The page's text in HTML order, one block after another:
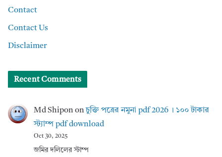
Contact
Contact Us
Disclaimer
Recent Comments
Md Shipononচুক্তি পত্রের নমুনা pdf 2026 । ১০০ টাকার
স্ট্যাম্প pdf download
Oct 30, 2025
জমির দলিলের স্টাম্প